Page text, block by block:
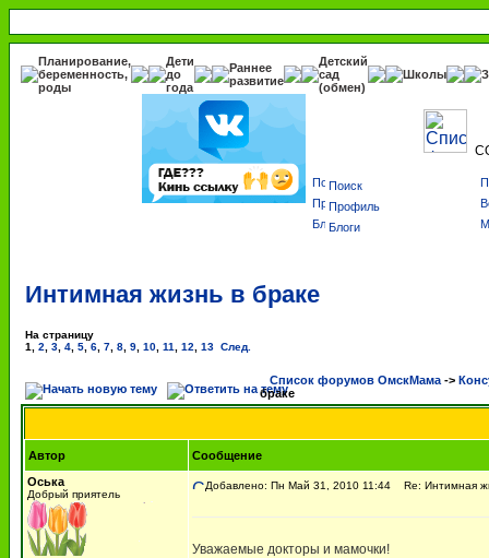
Планирование,
беременность,
роды
Дети
до
года
Раннее
развитие
Детский
сад
(обмен)
Школы
Поиск
Профиль
Блоги
Интимная жизнь в браке
На страницу
1
2 3 4 5 6 7 8 9 10 11 12 13 След.
Список форумов ОмскМама ->
браке
Автор
Сообщение
Оська
Добрый приятель
Добавлено: Пн Май 31, 2010 11:44 Re: Интимная
Уважаемые докторы и мамочки!